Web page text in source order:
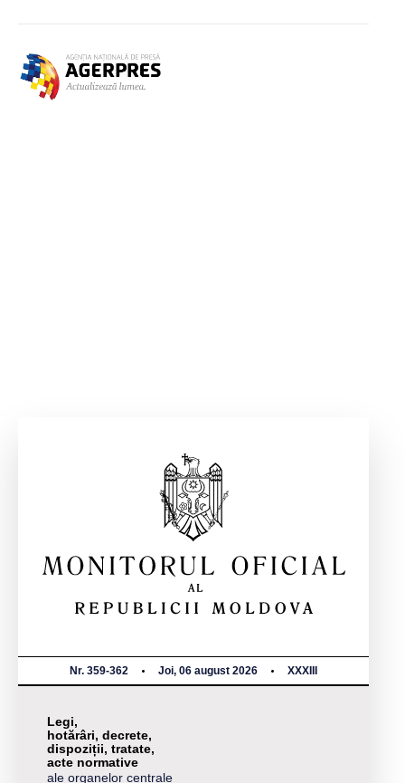
Nr. 359-362 Joi, 06 august 2026 XXXIII
Legi,
hotărâri, decrete,
dispoziții, tratate,
acte normative
ale organelor centrale